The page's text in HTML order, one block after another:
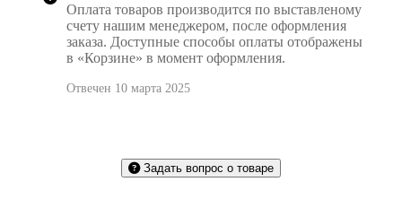
Оплата товаров производится по выставленому
счету нашим менеджером, после оформления
заказа. Доступные способы оплаты отображены
в «Корзине» в момент оформления.
Отвечен 10 марта 2025
Задать вопрос о товаре